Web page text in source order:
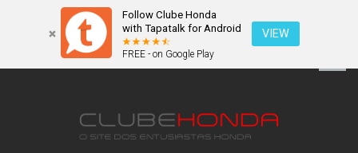
Follow Clube Honda
with Tapatalk for Android
FREE - on Google Play
VIEW